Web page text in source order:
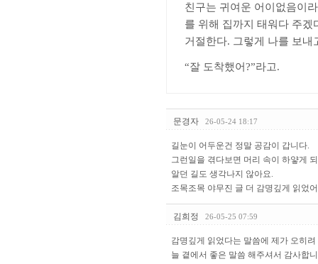
친구는 귀여운 어이없음이
를 위해 집까지 태워다 주
거절한다. 그렇게 나를 보내
“잘 도착했어?”라고.
문경자 26-05-24 18:17
길눈이 어두운건 정말 공감이 갑니다.
그런일을 겪다보면 머리 속이 하얗게
알던 길도 생각나지 않아요.
조목조목 야무진 글 더 감명깊게 읽었
김희정 26-05-25 07:59
감명깊게 읽었다는 말씀에 제가 오히
늘 곁에서 좋은 말씀 해주셔서 감사합